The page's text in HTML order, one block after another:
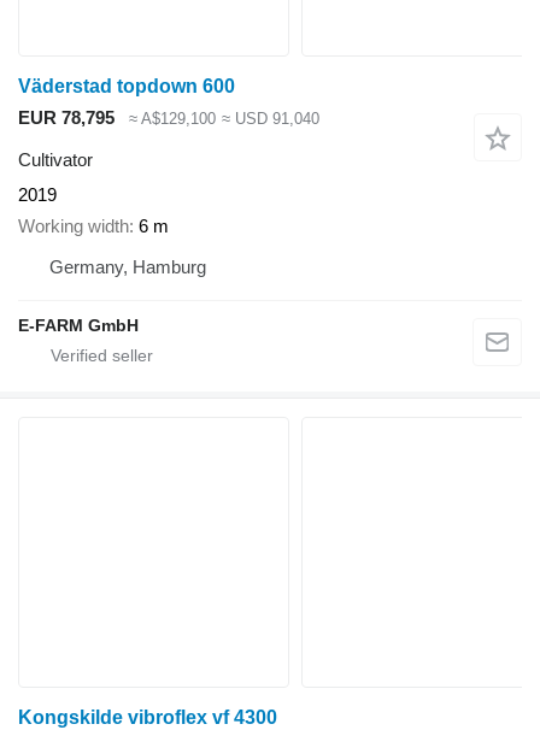
Väderstad topdown 600
EUR 78,795
≈ A$129,100 ≈ USD 91,040
Cultivator
2019
Working width 6 m
Germany, Hamburg
E-FARM GmbH
Kongskilde vibroflex vf 4300